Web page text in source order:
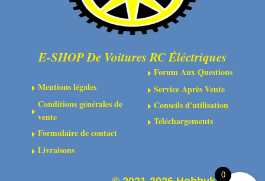
pans
cylindrique
-
pans
E-SHOP De Voitures RC Éléctriques
EMentions légales
E
Conditions générales de
vente
EFormulaire de contact
ELivraisons
E Forum Aux Questions
E Service Après Vente
E Conseils d'utilisation
E Téléchargements
0